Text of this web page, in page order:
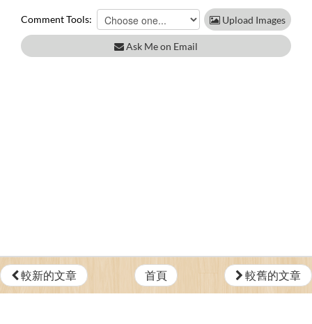
Comment Tools: Upload Images
Ask Me on Email
較新的文章 首頁 較舊的文章